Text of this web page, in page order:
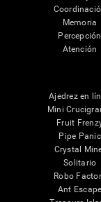
Memoria
Percepción
Atención
Ajedrez en
Mini
Fruit
Pipe Panic
Crystal
Solitario
Robo
Ant Escape